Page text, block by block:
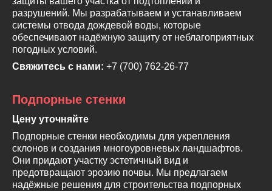
разрушений. Мы разрабатываем и устанавливаем
системы отвода дождевой воды, которые
обеспечивают надёжную защиту от неблагоприятных
погодных условий.
Свяжитесь с нами: +7 (700) 762-26-77
Подпорные стенки
Цену уточняйте
Подпорные стенки необходимы для укрепления
склонов и создания многоуровневых ландшафтов.
Они придают участку эстетичный вид и
предотвращают эрозию почвы. Мы предлагаем
надёжные решения для строительства подпорных